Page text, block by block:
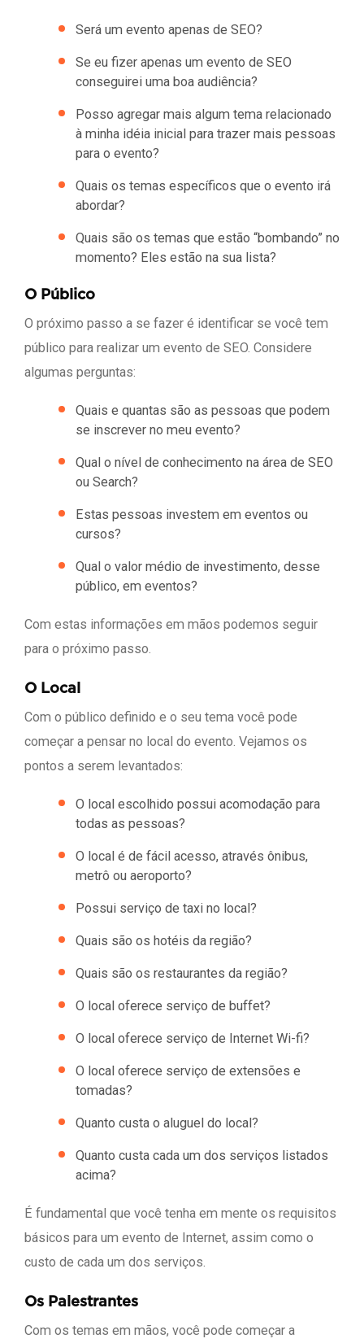
Será um evento apenas de SEO?
Se eu fizer apenas um evento de SEO
conseguirei uma boa audiência?
Posso agregar mais algum tema relacionado
à minha idéia inicial para trazer mais pessoas
para o evento?
Quais os temas específicos que o evento irá
abordar?
Quais são os temas que estão “bombando” no
momento? Eles estão na sua lista?
O Público
O próximo passo a se fazer é identificar se você tem
público para realizar um evento de SEO. Considere
algumas perguntas:
Quais e quantas são as pessoas que podem
se inscrever no meu evento?
Qual o nível de conhecimento na área de SEO
ou Search?
Estas pessoas investem em eventos ou
cursos?
Qual o valor médio de investimento, desse
público, em eventos?
Com estas informações em mãos podemos seguir
para o próximo passo.
O Local
Com o público definido e o seu tema você pode
começar a pensar no local do evento. Vejamos os
pontos a serem levantados:
O local escolhido possui acomodação para
todas as pessoas?
O local é de fácil acesso, através ônibus,
metrô ou aeroporto?
Possui serviço de taxi no local?
Quais são os hotéis da região?
Quais são os restaurantes da região?
O local oferece serviço de buffet?
O local oferece serviço de Internet Wi-fi?
O local oferece serviço de extensões e
tomadas?
Quanto custa o aluguel do local?
Quanto custa cada um dos serviços listados
acima?
É fundamental que você tenha em mente os requisitos
básicos para um evento de Internet, assim como o
custo de cada um dos serviços.
Os Palestrantes
Com os temas em mãos, você pode começar a